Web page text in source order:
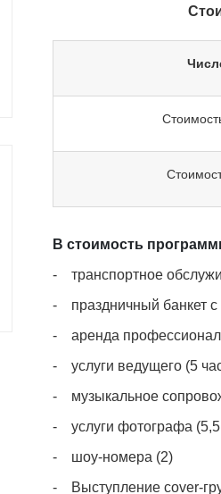
Юлия, Барбекю за
В стоимость
- транспортное
- праздничный банкет
- аренда
- услуги ведущего (5
- музыкальное
- услуги фотографа (5,5
- шоу-номера (2)
- Выступление cover-